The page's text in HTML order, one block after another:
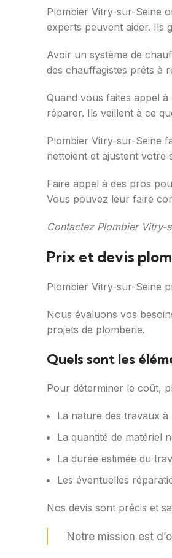
Plombier Vitry-sur-Seine
experts peuvent aider. Ils
Avoir un système de
des chauffagistes prêts à
Quand vous faites appel
réparer. Ils veillent à ce
Plombier Vitry-sur-Seine
nettoient et ajustent votre
Faire appel à des pros
Vous pouvez leur faire
Contactez Plombier Vitry-
Prix et devis
Plombier Vitry-sur-Seine
Nous évaluons vos
projets de plomberie.
Quels sont les
Pour déterminer le coût,
La nature des travaux à
La quantité de matériel
La durée estimée du
Les éventuelles
Nos devis sont précis et
Notre mission est